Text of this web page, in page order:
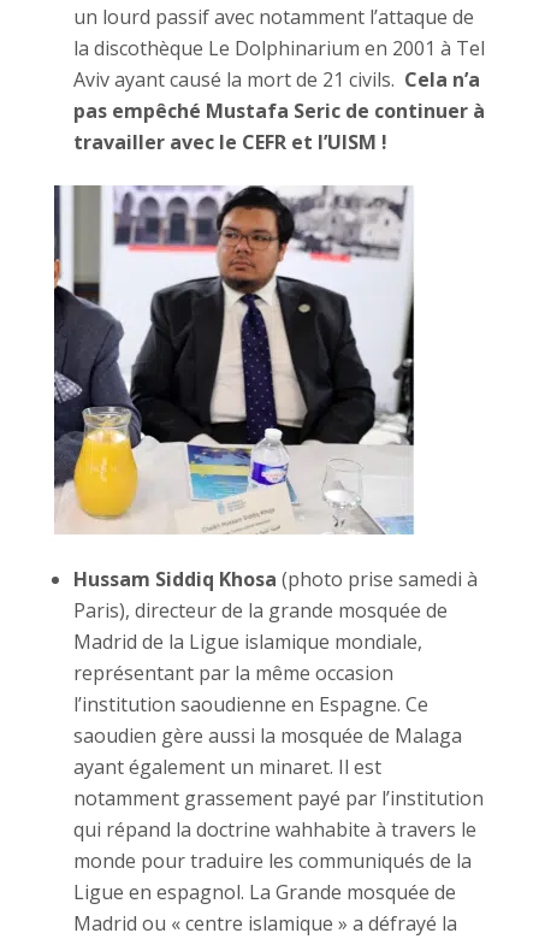
un lourd passif avec notamment l’attaque de
la discothèque Le Dolphinarium en 2001 à Tel
Aviv ayant causé la mort de 21 civils. Cela n’a
pas empêché Mustafa Seric de continuer à
travailler avec le CEFR et l’UISM !
Hussam Siddiq Khosa (photo prise samedi à
Paris), directeur de la grande mosquée de
Madrid de la Ligue islamique mondiale,
représentant par la même occasion
l’institution saoudienne en Espagne. Ce
saoudien gère aussi la mosquée de Malaga
ayant également un minaret. Il est
notamment grassement payé par l’institution
qui répand la doctrine wahhabite à travers le
monde pour traduire les communiqués de la
Ligue en espagnol. La Grande mosquée de
Madrid ou « centre islamique » a défrayé la